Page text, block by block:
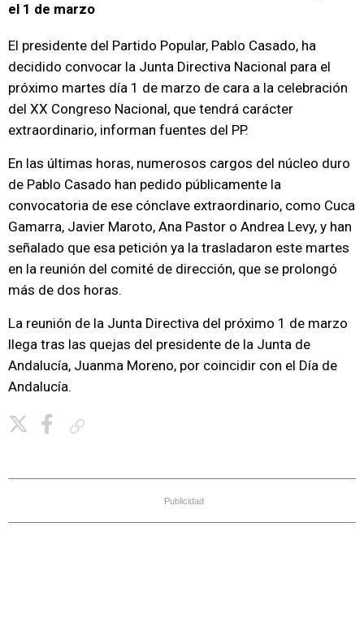
el 1 de marzo
El presidente del Partido Popular, Pablo Casado, ha
decidido convocar la Junta Directiva Nacional para el
próximo martes día 1 de marzo de cara a la celebración
del XX Congreso Nacional, que tendrá carácter
extraordinario, informan fuentes del PP.
En las últimas horas, numerosos cargos del núcleo duro
de Pablo Casado han pedido públicamente la
convocatoria de ese cónclave extraordinario, como Cuca
Gamarra, Javier Maroto, Ana Pastor o Andrea Levy, y han
señalado que esa petición ya la trasladaron este martes
en la reunión del comité de dirección, que se prolongó
más de dos horas.
La reunión de la Junta Directiva del próximo 1 de marzo
llega tras las quejas del presidente de la Junta de
Andalucía, Juanma Moreno, por coincidir con el Día de
Andalucía.
Publicidad